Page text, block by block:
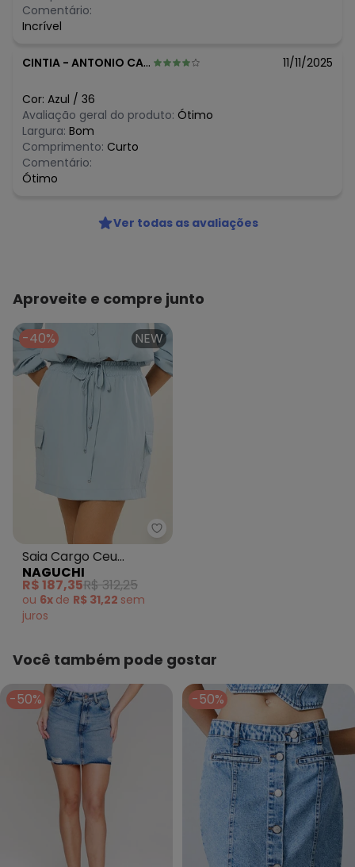
Comentário:
Incrível
CINTIA - ANTONIO CARLOS - MG 11/11/2025
Cor: Azul / 36
Avaliação geral do produto: Ótimo
Largura: Bom
Comprimento: Curto
Comentário:
Ótimo
Ver todas as avaliações
Aproveite e compre junto
-40% NEW
Naguchi - Saia Cargo Ceu
Saia Cargo Ceu
Acinzentado
NAGUCHI
R$ 187,35R$ 312,25
ou 6x de R$ 31,22 sem
juros
Você também pode gostar
-50% -50%